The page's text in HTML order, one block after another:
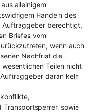
alleinigem
Handeln des
Auftraggeber berechtigt,
Briefes vom
wenn auch
Nachfrist die
Teilen nicht
daran kein
Transportsperren sowie